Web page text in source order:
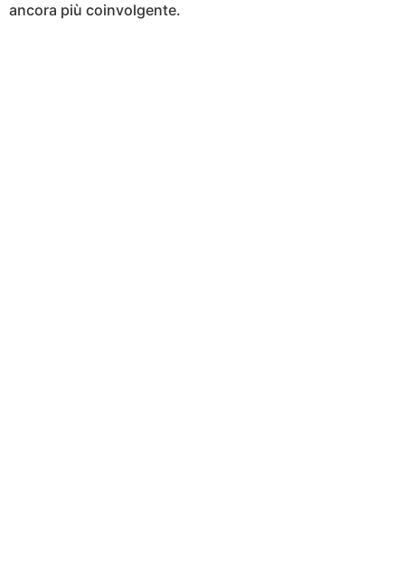
ancora più coinvolgente.